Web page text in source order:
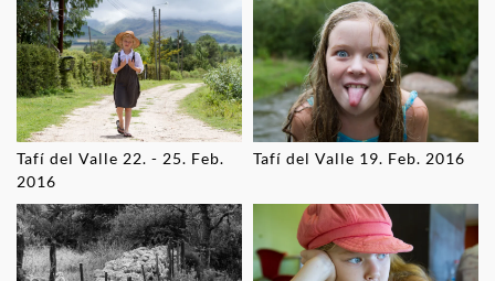
Tafí del Valle 22. - 25. Feb.
2016
Tafí del Valle 19. Feb. 2016